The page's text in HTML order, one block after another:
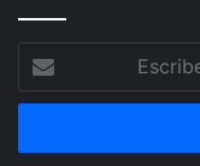
tu
correo